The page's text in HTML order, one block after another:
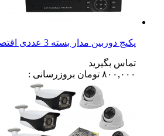
پکیج دوربین مدار بسته 3 عددی اقتصادی
تماس بگیرید
۸۰۰,۰۰۰ تومان بروزرسانی :